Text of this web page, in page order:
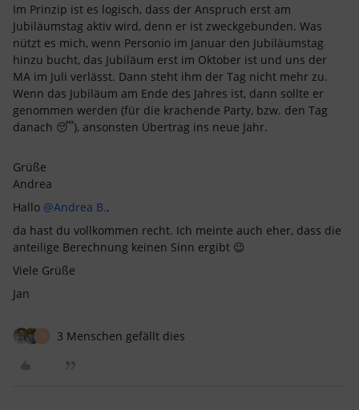
Im Prinzip ist es logisch, dass der Anspruch erst am
Jubiläumstag aktiv wird, denn er ist zweckgebunden. Was
nützt es mich, wenn Personio im Januar den Jubiläumstag
hinzu bucht, das Jubiläum erst im Oktober ist und uns der
MA im Juli verlässt. Dann steht ihm der Tag nicht mehr zu.
Wenn das Jubiläum am Ende des Jahres ist, dann sollte er
genommen werden (für die krachende Party, bzw. den Tag
danach 😴), ansonsten Übertrag ins neue Jahr.
Grüße
Andrea
Hallo @Andrea B.,
da hast du vollkommen recht. Ich meinte auch eher, dass die
anteilige Berechnung keinen Sinn ergibt 😉
Viele Grüße
Jan
3 Menschen gefällt dies